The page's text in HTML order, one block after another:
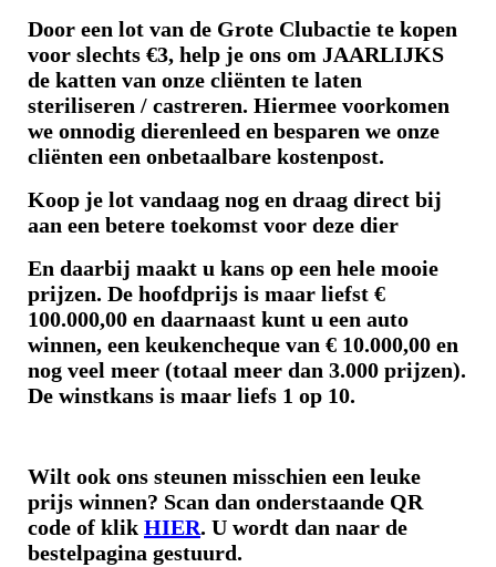
Door een lot van de Grote Clubactie te kopen
voor slechts €3, help je ons om JAARLIJKS
de katten van onze cliënten te laten
steriliseren / castreren. Hiermee voorkomen
we onnodig dierenleed en besparen we onze
cliënten een onbetaalbare kostenpost.
Koop je lot vandaag nog en draag direct bij
aan een betere toekomst voor deze dier
En daarbij maakt u kans op een hele mooie
prijzen. De hoofdprijs is maar liefst €
100.000,00 en daarnaast kunt u een auto
winnen, een keukencheque van € 10.000,00 en
nog veel meer (totaal meer dan 3.000 prijzen).
De winstkans is maar liefs 1 op 10.
Wilt ook ons steunen misschien een leuke
prijs winnen? Scan dan onderstaande QR
code of klik HIER. U wordt dan naar de
bestelpagina gestuurd.